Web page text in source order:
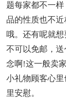
题每家都不一
品的性质也不
哦。还有呢就
不可以免邮，
念啊!这一般卖
小礼物顾客心
里安慰。